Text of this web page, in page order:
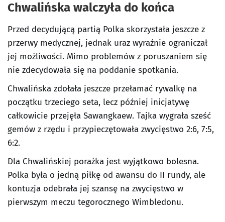
Chwalińska walczyła do końca
Przed decydującą partią Polka skorzystała jeszcze z
przerwy medycznej, jednak uraz wyraźnie ograniczał
jej możliwości. Mimo problemów z poruszaniem się
nie zdecydowała się na poddanie spotkania.
Chwalińska zdołała jeszcze przełamać rywalkę na
początku trzeciego seta, lecz później inicjatywę
całkowicie przejęła Sawangkaew. Tajka wygrała sześć
gemów z rzędu i przypieczętowała zwycięstwo 2:6, 7:5,
6:2.
Dla Chwalińskiej porażka jest wyjątkowo bolesna.
Polka była o jedną piłkę od awansu do II rundy, ale
kontuzja odebrała jej szansę na zwycięstwo w
pierwszym meczu tegorocznego Wimbledonu.